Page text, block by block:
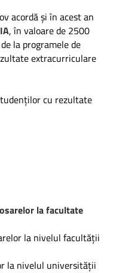
acordă și în acest an
, în valoare de 2500
la programele de
extracurriculare
cu rezultate
la facultate
la nivelul facultății
la nivelul universității